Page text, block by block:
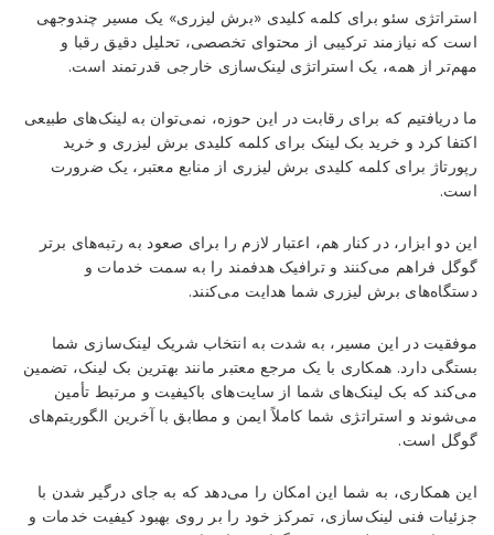
استراتژی سئو برای کلمه کلیدی «برش لیزری» یک مسیر چندوجهی
است که نیازمند ترکیبی از محتوای تخصصی، تحلیل دقیق رقبا و
مهم‌تر از همه، یک استراتژی لینک‌سازی خارجی قدرتمند است.
ما دریافتیم که برای رقابت در این حوزه، نمی‌توان به لینک‌های طبیعی
اکتفا کرد و خرید بک لینک برای کلمه کلیدی برش لیزری و خرید
رپورتاژ برای کلمه کلیدی برش لیزری از منابع معتبر، یک ضرورت
است.
این دو ابزار، در کنار هم، اعتبار لازم را برای صعود به رتبه‌های برتر
گوگل فراهم می‌کنند و ترافیک هدفمند را به سمت خدمات و
دستگاه‌های برش لیزری شما هدایت می‌کنند.
موفقیت در این مسیر، به شدت به انتخاب شریک لینک‌سازی شما
بستگی دارد. همکاری با یک مرجع معتبر مانند بهترین بک لینک، تضمین
می‌کند که بک لینک‌های شما از سایت‌های باکیفیت و مرتبط تأمین
می‌شوند و استراتژی شما کاملاً ایمن و مطابق با آخرین الگوریتم‌های
گوگل است.
این همکاری، به شما این امکان را می‌دهد که به جای درگیر شدن با
جزئیات فنی لینک‌سازی، تمرکز خود را بر روی بهبود کیفیت خدمات و